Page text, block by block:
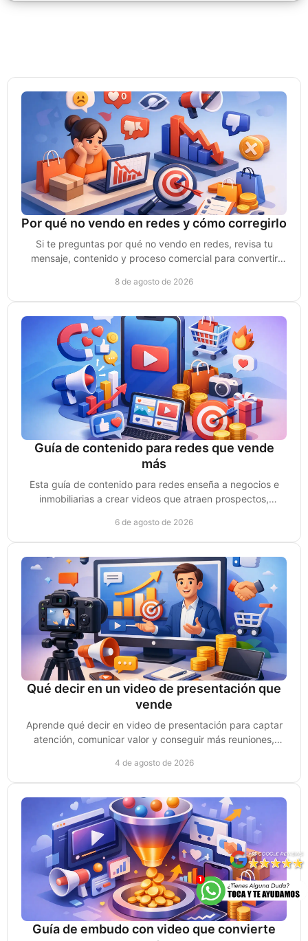
Por qué no vendo en redes y cómo corregirlo
Si te preguntas por qué no vendo en redes, revisa tu
mensaje, contenido y proceso comercial para convertir
8 de agosto de 2026
Guía de contenido para redes que vende
más
Esta guía de contenido para redes enseña a negocios e
inmobiliarias a crear videos que atraen prospectos,
6 de agosto de 2026
Qué decir en un video de presentación que
vende
Aprende qué decir en video de presentación para captar
atención, comunicar valor y conseguir más reuniones,
4 de agosto de 2026
Guía de embudo con video que convierte